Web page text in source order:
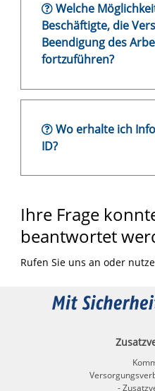
Welche
Beschäftigte, die
Beendigung des
fortzuführen?
Wo erhalte ich
ID?
Ihre Frage
beantwortet
Rufen Sie uns an oder
-